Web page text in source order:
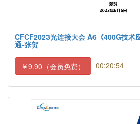
CFCF2023光连接大会 A6《400G技术
通-张贺
￥9.90（会员免费） 00:20:54